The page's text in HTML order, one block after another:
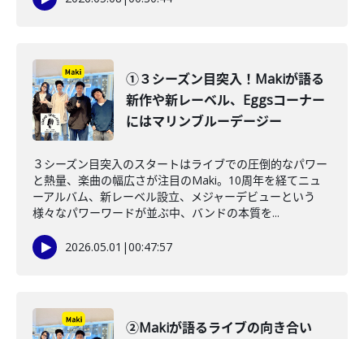
①３シーズン目突入！Makiが語る
新作や新レーベル、Eggsコーナー
にはマリンブルーデージー
３シーズン目突入のスタートはライブでの圧倒的なパワー
と熱量、楽曲の幅広さが注目のMaki。10周年を経てニュ
ーアルバム、新レーベル設立、メジャーデビューという
様々なパワーワードが並ぶ中、バンドの本質を...
2026.05.01 |00:47:57
②Makiが語るライブの向き合い